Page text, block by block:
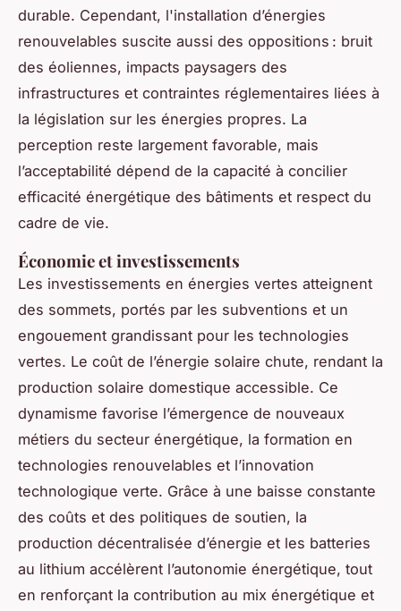
durable. Cependant, l'installation d’énergies
renouvelables suscite aussi des oppositions : bruit
des éoliennes, impacts paysagers des
infrastructures et contraintes réglementaires liées à
la législation sur les énergies propres. La
perception reste largement favorable, mais
l’acceptabilité dépend de la capacité à concilier
efficacité énergétique des bâtiments et respect du
cadre de vie.
Économie et investissements
Les investissements en énergies vertes atteignent
des sommets, portés par les subventions et un
engouement grandissant pour les technologies
vertes. Le coût de l’énergie solaire chute, rendant la
production solaire domestique accessible. Ce
dynamisme favorise l’émergence de nouveaux
métiers du secteur énergétique, la formation en
technologies renouvelables et l’innovation
technologique verte. Grâce à une baisse constante
des coûts et des politiques de soutien, la
production décentralisée d’énergie et les batteries
au lithium accélèrent l’autonomie énergétique, tout
en renforçant la contribution au mix énergétique et